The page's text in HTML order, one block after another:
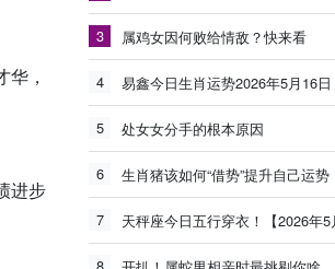
，
进步
3 属鸡女因何败给情敌？快来看
4 易鑫今日生肖运势2026年5月16日
5 处女女分手的根本原因
6 生肖猪该如何“借势”提升自己运势
7 天秤座今日五行穿衣！【2026年5月30